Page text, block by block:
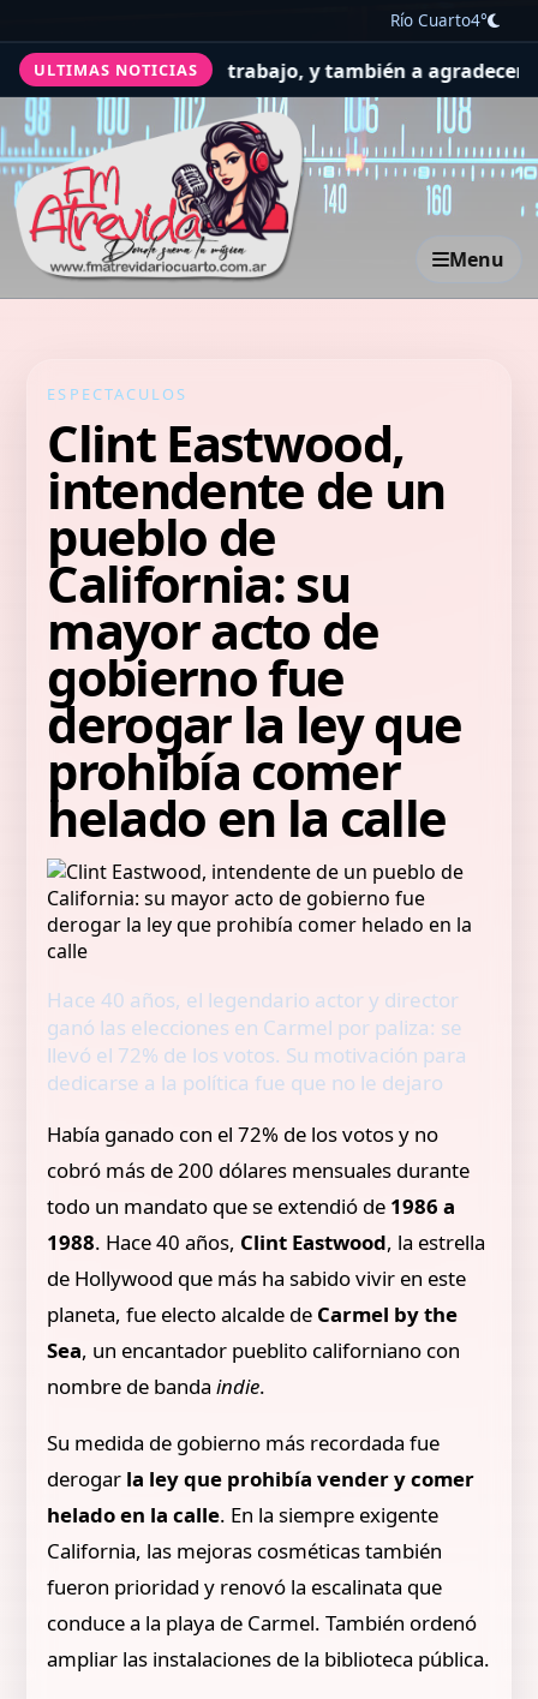
Río Cuarto4°
ULTIMAS NOTICIAS
salud y el trabajo, y también a agradecer El Concejo
Menu
ESPECTACULOS
Clint Eastwood,
intendente de un
pueblo de
California: su
mayor acto de
gobierno fue
derogar la ley que
prohibía comer
helado en la calle
Hace 40 años, el legendario actor y director
ganó las elecciones en Carmel por paliza: se
llevó el 72% de los votos. Su motivación para
dedicarse a la política fue que no le dejaro
Había ganado con el 72% de los votos y no
cobró más de 200 dólares mensuales durante
todo un mandato que se extendió de 1986 a
1988. Hace 40 años, Clint Eastwood, la estrella
de Hollywood que más ha sabido vivir en este
planeta, fue electo alcalde de Carmel by the
Sea, un encantador pueblito californiano con
nombre de banda indie.
Su medida de gobierno más recordada fue
derogar la ley que prohibía vender y comer
helado en la calle. En la siempre exigente
California, las mejoras cosméticas también
fueron prioridad y renovó la escalinata que
conduce a la playa de Carmel. También ordenó
ampliar las instalaciones de la biblioteca pública.